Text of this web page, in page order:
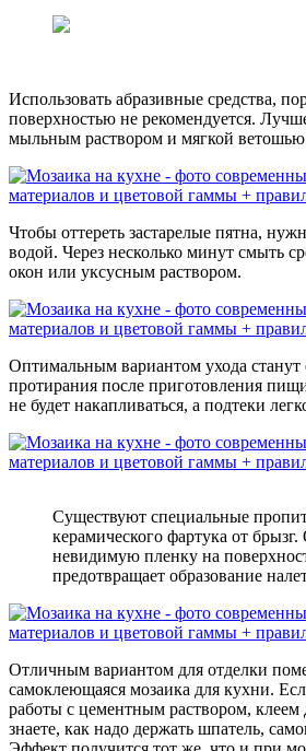
Использовать абразивные средства,
поверхностью не рекомендуется.
мыльным раствором и мягкой
Чтобы оттереть застарелые пятна,
водой. Через несколько минут смыть
окон или уксусным раствором.
Оптимальным вариантом ухода
протирания после приготовления
не будет накапливаться, а подтеки
Существуют специальные
керамического фартука от брызг.
невидимую пленку на
предотвращает образование
Отличным вариантом для отделки
самоклеющаяся мозаика для кухни.
работы с цементным раствором,
знаете, как надо держать шпатель,